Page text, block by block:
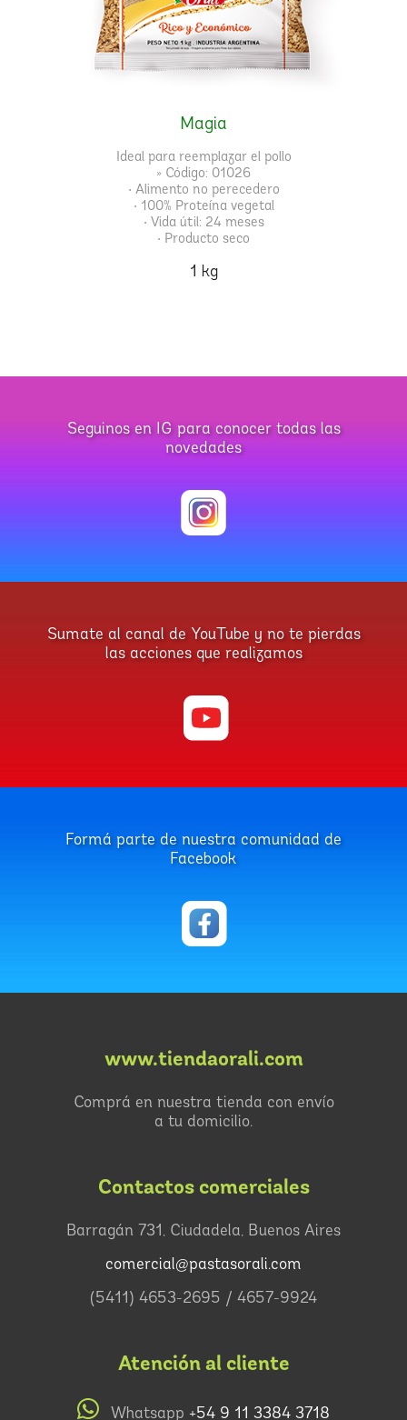
Magia
Ideal para reemplazar el pollo
» Código: 01026
• Alimento no perecedero
• 100% Proteína vegetal
• Vida útil: 24 meses
• Producto seco
1 kg
Seguinos en IG para conocer todas las
novedades
Sumate al canal de YouTube y no te pierdas
las acciones que realizamos
Formá parte de nuestra comunidad de
Facebook
www.tiendaorali.com
Comprá en nuestra tienda con envío
a tu domicilio.
Contactos comerciales
Barragán 731, Ciudadela, Buenos Aires
comercial@pastasorali.com
(5411) 4653-2695 / 4657-9924
Atención al cliente
Whatsapp +54 9 11 3384 3718